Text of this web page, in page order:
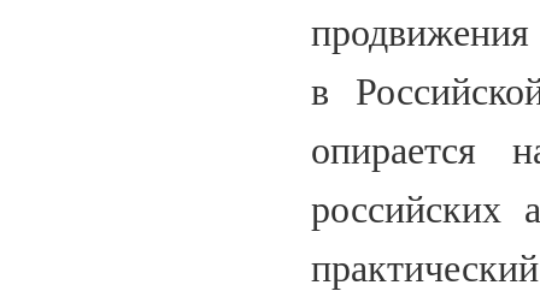
продвижения
в
опирается
российских